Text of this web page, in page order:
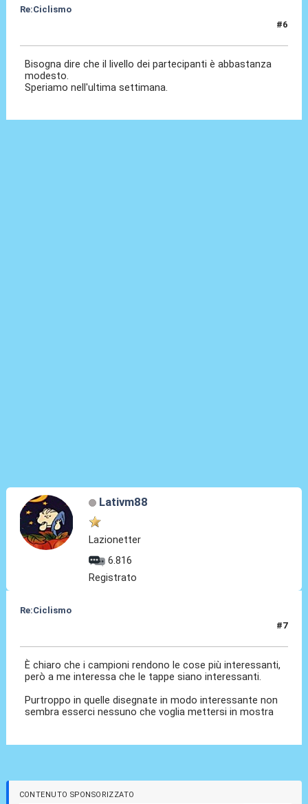
Re:Ciclismo
#6
Bisogna dire che il livello dei partecipanti è abbastanza
modesto.
Speriamo nell'ultima settimana.
Lativm88
Lazionetter
6.816
Registrato
Re:Ciclismo
#7
È chiaro che i campioni rendono le cose più interessanti,
però a me interessa che le tappe siano interessanti.
Purtroppo in quelle disegnate in modo interessante non
sembra esserci nessuno che voglia mettersi in mostra
CONTENUTO SPONSORIZZATO